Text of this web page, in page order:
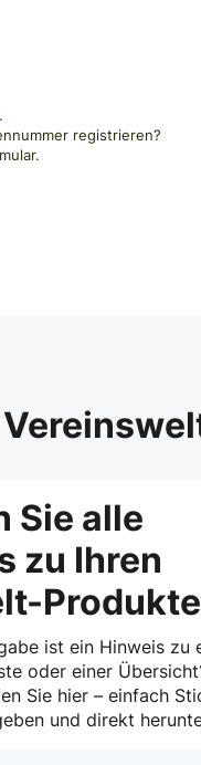
registrieren?
Sie alle
zu Ihren
ist ein Hinweis zu
oder einer
Sie hier – einfach
und direkt